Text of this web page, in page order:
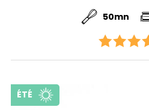
50mn
ÉTÉ